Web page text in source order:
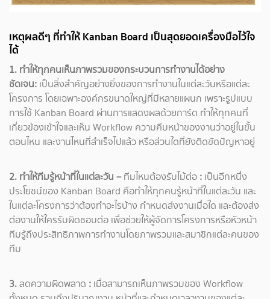
เหตุผลดีๆ ที่ทำให้Kanban Board เป็นสุดยอดเครื่องมือไว้ใจ
ได้
1. ทำให้ทุกคนเห็นภาพรวมของกระบวนการทำงานได้อย่าง
ชัดเจน: เป็นสิ่งสำคัญอย่างยิ่งของการทำงานในแต่ละวันหรือแต่ละ
โครงการ โดยเฉพาะองค์กรขนาดใหญ่ที่มีหลายแผนก เพราะรูปแบบ
การใช้ Kanban Board ผ่านการแสดงผลด้วยการ์ด ทำให้ทุกคนที่
เกี่ยวข้องเข้าใจและเห็น Workflow ความคืบหน้าของงานว่าอยู่ในขั้น
ตอนไหน และงานไหนที่สำเร็จไปแล้ว หรือส่วนใดที่ยังติดขัดปัญหาอยู่
2. ทำให้ทีมรู้หน้าที่ในแต่ละวัน –ทีมไหนต้องรับไม้ต่อ : เป็นอีกหนึ่ง
ประโยชน์ของ Kanban Board คือทำให้ทุกคนรู้หน้าที่ในแต่ละวัน และ
ในแต่ละโครงการว่าต้องทำอะไรบ้าง กำหนดส่งงานเมื่อใด และต้องส่ง
ต่องานให้ใครรับผิดชอบต่อ เพื่อช่วยให้ผู้จัดการโครงการหรือหัวหน้า
ทีมรู้ถึงประสิทธิภาพการทำงานโดยภาพรวมและสมาชิกแต่ละคนของ
ทีม
3.ลดความผิดพลาด : เมื่อสามารถเห็นภาพรวมของ Workflow